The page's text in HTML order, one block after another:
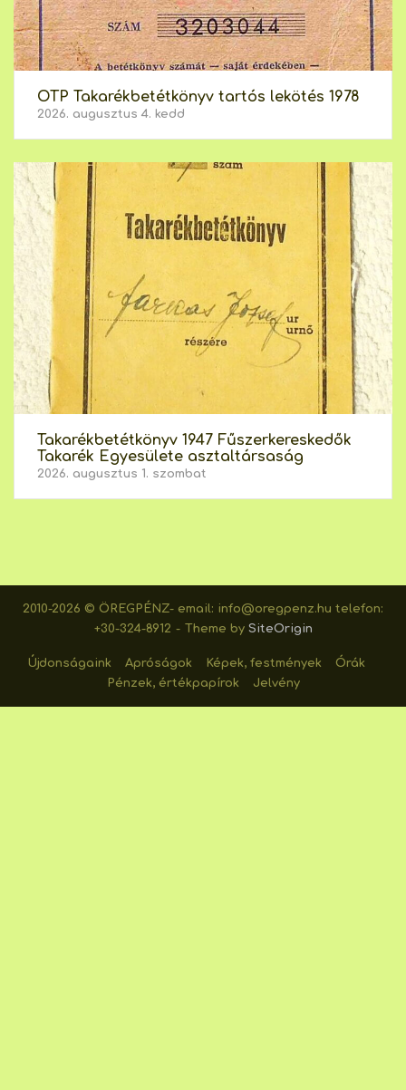
OTP Takarékbetétkönyv tartós lekötés 1978
2026. augusztus 4. kedd
Takarékbetétkönyv 1947 Fűszerkereskedők
Takarék Egyesülete asztaltársaság
2026. augusztus 1. szombat
2010-2026 © ÖREGPÉNZ- email: info@oregpenz.hu telefon:
+30-324-8912
Theme by SiteOrigin
Újdonságaink Apróságok Képek, festmények
Órák
Pénzek, értékpapírok
Jelvény